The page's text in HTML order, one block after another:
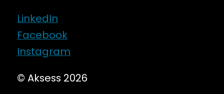
LinkedIn
Facebook
Instagram
© Aksess 2026